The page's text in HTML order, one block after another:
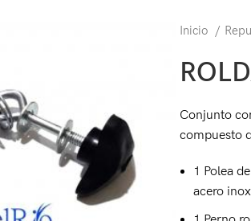
Inicio
Conjunto
compuesto
1 Polea
acero